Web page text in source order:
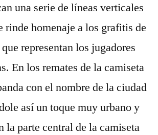
una serie de líneas verticales
rinde homenaje a los grafitis de
representan los jugadores
En los remates de la camiseta
con el nombre de la ciudad
así un toque muy urbano y
la parte central de la camiseta